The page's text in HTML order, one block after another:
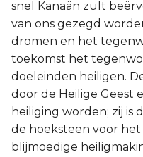
snel Kanaän zult
van ons gezegd
dromen en het
toekomst het
doeleinden heiligen.
door de Heilige Geest
heiliging worden; zij is
de hoeksteen voor
blijmoedige